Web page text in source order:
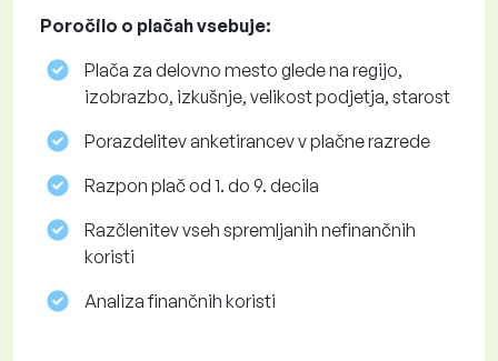
Poročilo o plačah vsebuje:
Plača za delovno mesto glede na regijo,
izobrazbo, izkušnje, velikost podjetja, starost
Porazdelitev anketirancev v plačne razrede
Razpon plač od 1. do 9. decila
Razčlenitev vseh spremljanih nefinančnih
koristi
Analiza finančnih koristi